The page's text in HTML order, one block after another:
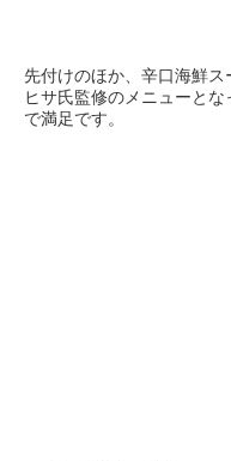
先付けのほか、辛口海鮮
ヒサ氏監修のメニューと
で満足です。